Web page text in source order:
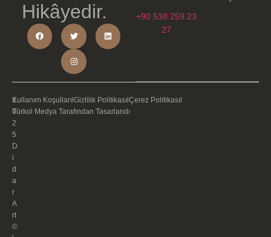
Hikâyedir.
+90 538 259 23
27
2
0
2
5
D
i
d
a
r
A
rt
©
Kullanım Koşulları Gizlilik Politikası Çerez Politikası
Türkol Medya Tarafından Tasarlandı